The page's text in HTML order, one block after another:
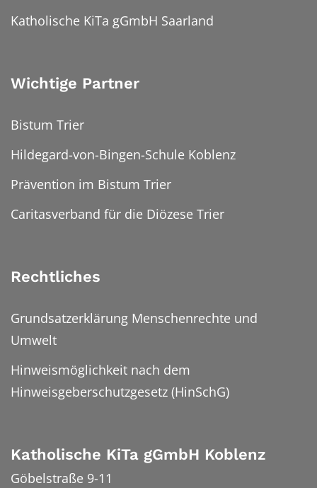
Katholische KiTa gGmbH Saarland
Wichtige Partner
Bistum Trier
Hildegard-von-Bingen-Schule Koblenz
Prävention im Bistum Trier
Caritasverband für die Diözese Trier
Rechtliches
Grundsatzerklärung Menschenrechte und
Umwelt
Hinweismöglichkeit nach dem
Hinweisgeberschutzgesetz (HinSchG)
Katholische KiTa gGmbH Koblenz
Göbelstraße 9-11